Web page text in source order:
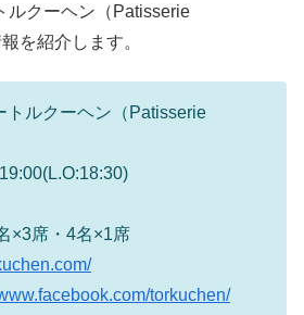
ルクーヘン（Patisserie
を紹介します。
トルクーヘン（Patisserie
×3席・4名×1席
torkuchen/